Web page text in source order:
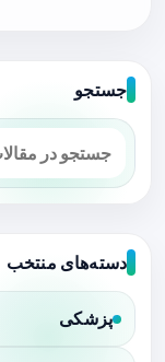
جستجو
دسته‌های منتخب
پزشکی